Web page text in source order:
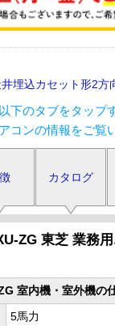
井埋込カセット形2方
以下のタブをタップ
コンの情報をご覧
カタログ
ZG 東芝 業務
室内機・室外機の
5馬力